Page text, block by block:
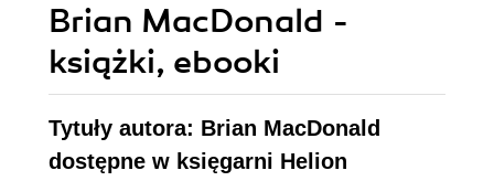
Brian MacDonald -
książki, ebooki
Tytuły autora: Brian MacDonald
dostępne w księgarni Helion